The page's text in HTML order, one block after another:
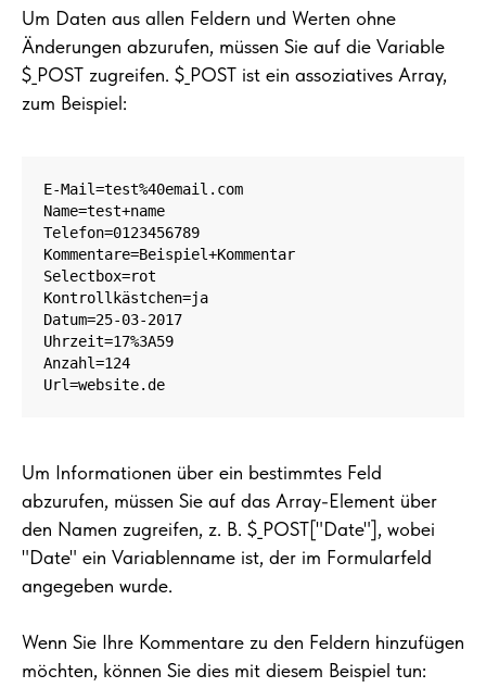
Um Daten aus allen Feldern und Werten ohne
Änderungen abzurufen, müssen Sie auf die Variable
$_POST zugreifen. $_POST ist ein assoziatives Array,
zum Beispiel:
E-Mail=test%40email.com
Name=test+name
Telefon=0123456789
Kommentare=Beispiel+Kommentar
Selectbox=rot
Kontrollkästchen=ja
Datum=25-03-2017
Uhrzeit=17%3A59
Anzahl=124
Url=website.de
Um Informationen über ein bestimmtes Feld
abzurufen, müssen Sie auf das Array-Element über
den Namen zugreifen, z. B. $_POST["Date"], wobei
"Date" ein Variablenname ist, der im Formularfeld
angegeben wurde.
Wenn Sie Ihre Kommentare zu den Feldern hinzufügen
möchten, können Sie dies mit diesem Beispiel tun: